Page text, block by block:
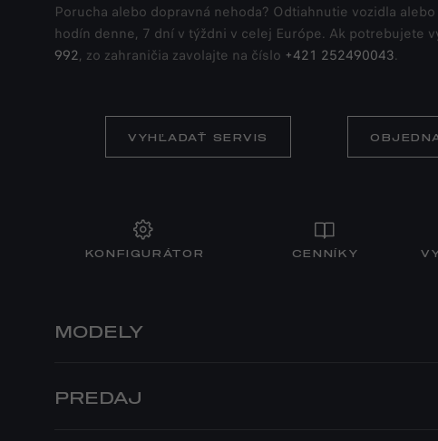
Porucha alebo dopravná nehoda? Odtiahnutie vozidla
hodín denne, 7 dní v týždni v celej Európe. Ak potrebujete
992, zo zahraničia zavolajte na číslo +421 252490043.
VYHĽADAŤ SERVIS
KONFIGURÁTOR CENNÍKY
MODELY
ELETTRICA
PREDAJ